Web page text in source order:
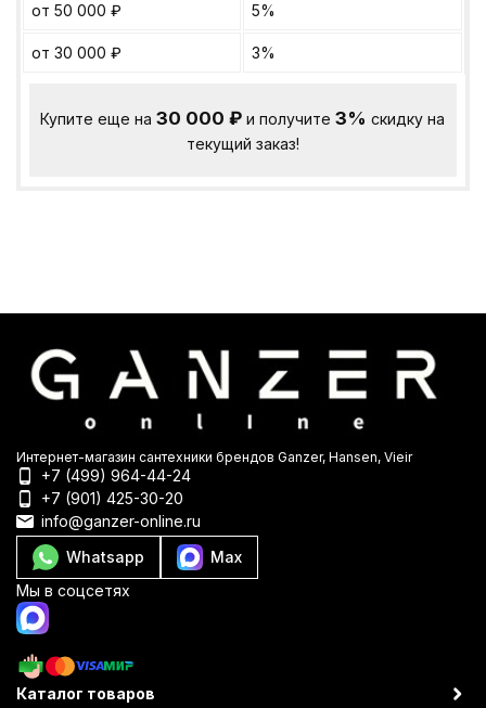
от 50 000 ₽ 5%
от 30 000 ₽ 3%
Купите еще на30 000₽ и получите3% скидку на
текущий заказ!
Интернет-магазин сантехники брендов Ganzer, Hansen, Vieir
+7 (499) 964-44-24
+7 (901) 425-30-20
info@ganzer-online.ru
Whatsapp
Max
Мы в соцсетях
Каталог товаров